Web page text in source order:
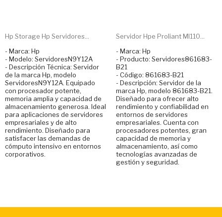
Hp Storage Hp Servidores...
- Marca: Hp
- Modelo: ServidoresN9Y12A
- Descripción Técnica: Servidor
de la marca Hp, modelo
ServidoresN9Y12A. Equipado
con procesador potente,
memoria amplia y capacidad de
almacenamiento generosa. Ideal
para aplicaciones de servidores
empresariales y de alto
rendimiento. Diseñado para
satisfacer las demandas de
cómputo intensivo en entornos
corporativos.
Servidor Hpe Proliant Ml110...
- Marca: Hp
- Producto: Servidores861683-
B21
- Código: 861683-B21
- Descripción: Servidor de la
marca Hp, modelo 861683-B21.
Diseñado para ofrecer alto
rendimiento y confiabilidad en
entornos de servidores
empresariales. Cuenta con
procesadores potentes, gran
capacidad de memoria y
almacenamiento, así como
tecnologías avanzadas de
gestión y seguridad.